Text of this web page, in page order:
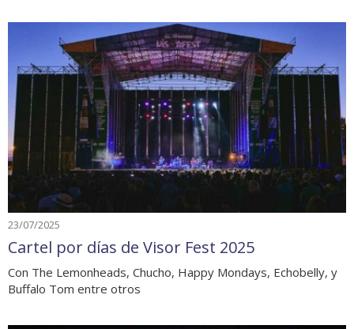
23/07/2025
Cartel por días de Visor Fest 2025
Con The Lemonheads, Chucho, Happy Mondays, Echobelly, y
Buffalo Tom entre otros